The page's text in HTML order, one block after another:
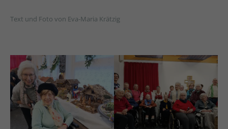
Text und Foto von Eva-Maria Krätzig